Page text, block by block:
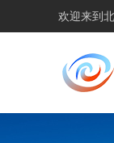
欢迎来到